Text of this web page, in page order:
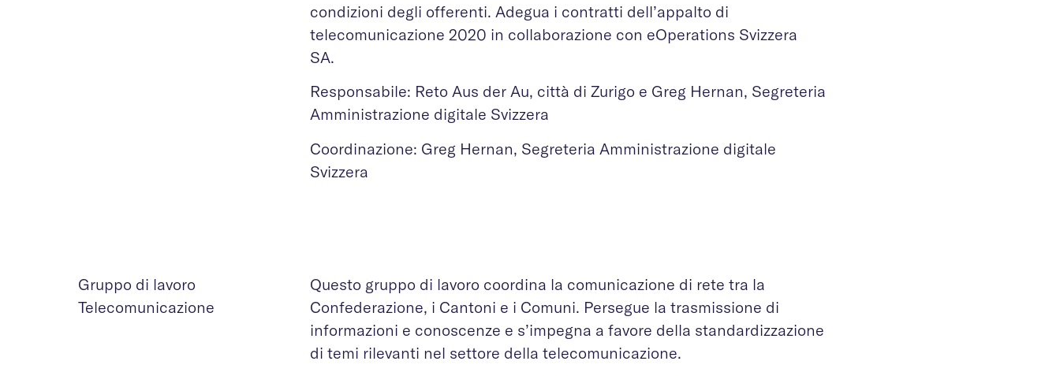
condizioni degli offerenti. Adegua i contratti dell’appalto di
telecomunicazione 2020 in collaborazione con eOperations Svizzera
SA.
Responsabile: Reto Aus der Au, città di Zurigo e Greg Hernan, Segreteria
Amministrazione digitale Svizzera
Coordinazione: Greg Hernan, Segreteria Amministrazione digitale
Svizzera
Gruppo di lavoro
Telecomunicazione
Questo gruppo di lavoro coordina la comunicazione di rete tra la
Confederazione, i Cantoni e i Comuni. Persegue la trasmissione di
informazioni e conoscenze e s’impegna a favore della standardizzazione
di temi rilevanti nel settore della telecomunicazione.